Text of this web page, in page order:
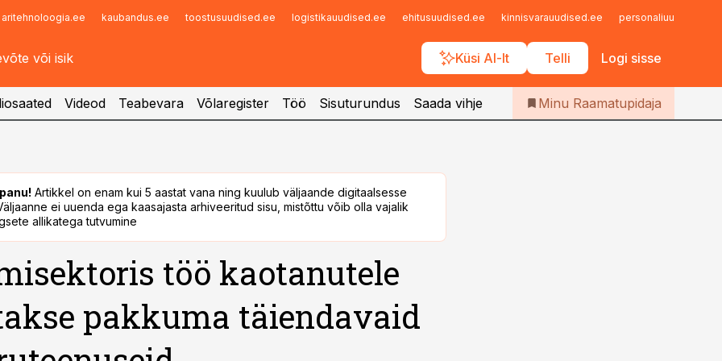
aritehnoloogia.ee kaubandus.ee toostusuudised.ee logistikauudised.ee ehitusuudised.ee kinnisvarauudised.ee personaliuudised.ee
Küsi AI-lt Telli Logi sisse
Infopank
Iseteenindus
Telli Raamatupidaja
Videod Teabevara Võlaregister Töö Sisuturundus Saada vihje Minu Raamatupidaja
Artikkel on enam kui 5 aastat vana ning kuulub väljaande digitaalsesse
ei uuenda ega kaasajasta arhiveeritud sisu, mistõttu võib olla vajalik
allikatega tutvumine
töö kaotanutele
pakkuma täiendavaid